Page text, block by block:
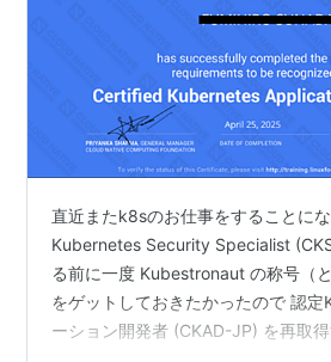
直近またk8sのお仕事をすることに
Kubernetes Security Specialist
る前に一度 Kubestronaut の称号（
をゲットしておきたかったので 認
ーション開発者 (CKAD-JP) を再取